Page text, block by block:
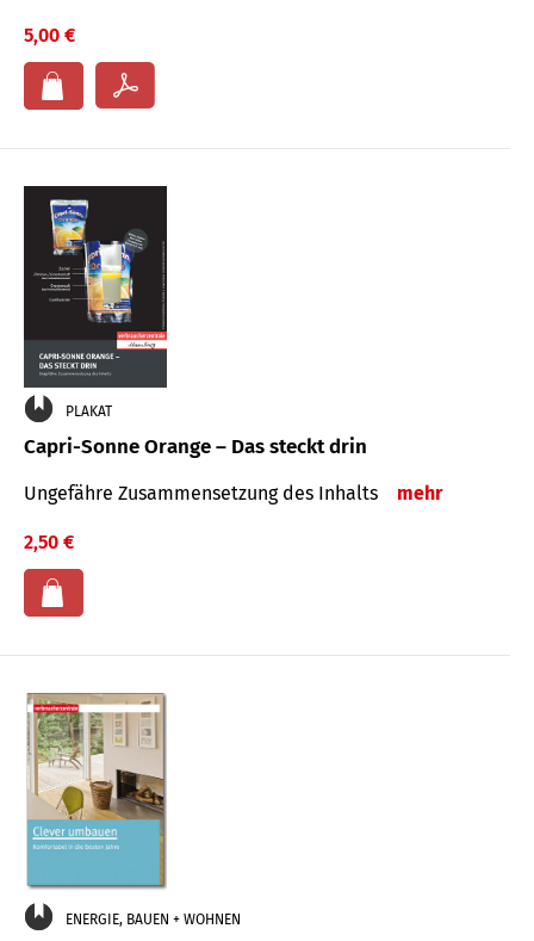
5,00 €
PLAKAT
Capri-Sonne Orange – Das steckt drin
Ungefähre Zu­sammen­setzung des Inhalts mehr
2,50 €
ENERGIE, BAUEN + WOHNEN